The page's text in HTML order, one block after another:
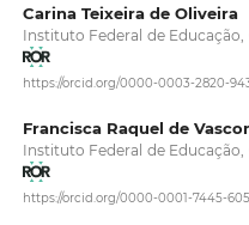
Carina Teixeira de Oliveira
Instituto Federal de Educação,
https://orcid.org/0000-0003-2820-
Francisca Raquel de
Instituto Federal de Educação,
https://orcid.org/0000-0001-7445-